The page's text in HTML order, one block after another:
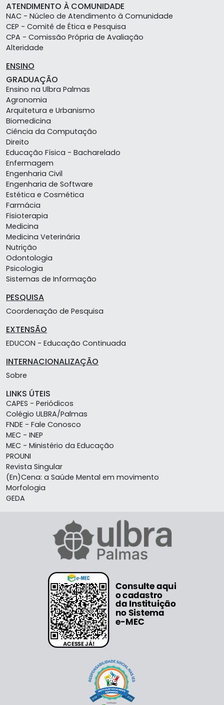
ATENDIMENTO À COMUNIDADE
NAC - Núcleo de Atendimento à Comunidade
CEP - Comitê de Ética e Pesquisa
CPA - Comissão Própria de Avaliação
Alteridade
ENSINO
GRADUAÇÃO
Ensino na Ulbra Palmas
Agronomia
Arquitetura e Urbanismo
Biomedicina
Ciência da Computação
Direito
Educação Física - Bacharelado
Enfermagem
Engenharia Civil
Engenharia de Software
Estética e Cosmética
Farmácia
Fisioterapia
Medicina
Medicina Veterinária
Nutrição
Odontologia
Psicologia
Sistemas de Informação
PESQUISA
Coordenação de Pesquisa
EXTENSÃO
EDUCON - Educação Continuada
INTERNACIONALIZAÇÃO
Sobre
LINKS ÚTEIS
CAPES - Periódicos
Colégio ULBRA/Palmas
FNDE - Fale Conosco
MEC - INEP
MEC - Ministério da Educação
PROUNI
Revista Singular
(En)Cena: a Saúde Mental em movimento
Morfologia
GEDA